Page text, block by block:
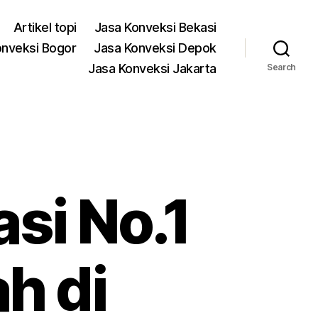
Artikel topi
Jasa Konveksi Bekasi
Bogor
Jasa Konveksi Depok
Jasa Konveksi Jakarta
Search
No.1
di